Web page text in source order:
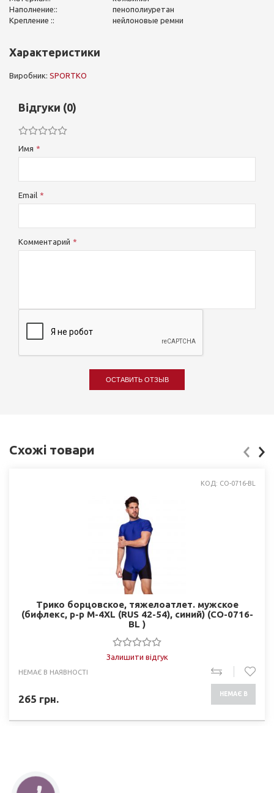
Наполнение::
пенополиуретан
Крепление ::
нейлоновые ремни
Характеристики
Виробник: SPORTKO
Відгуки (0)
Имя
Email
Комментарий
ОСТАВИТЬ ОТЗЫВ
Схожі товари
КОД: CO-0716-BL
Трико борцовское, тяжелоатлет. мужское
(бифлекс, р-р M-4XL (RUS 42-54), синий) (CO-0716-
BL )
Залишити відгук
НЕМАЄ В НАЯВНОСТІ
265 грн. НЕМАЄ В